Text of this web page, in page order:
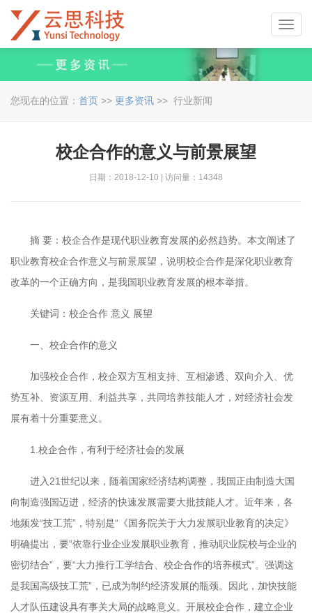
您现在的位置： 首页 >> 更多资讯 >> 行业新闻
校企合作的意义与前景展望
日期：2018-12-10 | 访问量：14348
摘 要：校企合作是现代职业教育发展的必然趋势。本文阐述了
职业教育校企合作意义与前景展望，说明校企合作是深化职业教育
改革的一个正确方向，是我国职业教育发展的根本举措。
关键词：校企合作 意义 展望
一、校企合作的意义
加强校企合作，校企双方互相支持、互相渗透、双向介入、优
势互补、资源互用、利益共享，共同培养技能人才，对经济社会发
展有着十分重要意义。
1. 校企合作，有利于经济社会的发展
进入 21世纪以来，随着国家经济结构调整，我国正由制造大国
向制造强国迈进，经济的快速发展需要大批技能人才。近年来，各
地频发“技工荒” ，特别是“ 《国务院关于大力发展职业教育的决定》
明确提出，要“依靠行业企业发展职业教育，推动职业院校与企业的
密切结合” ，要“大力推行工学结合、校企合作的培养模式”。强调这
是我国高级技工荒” ，已成为制约经济发展的瓶颈。因此，加快技能
人才队伍建设具有事关大局的战略意义。开展校企合作，建立企业